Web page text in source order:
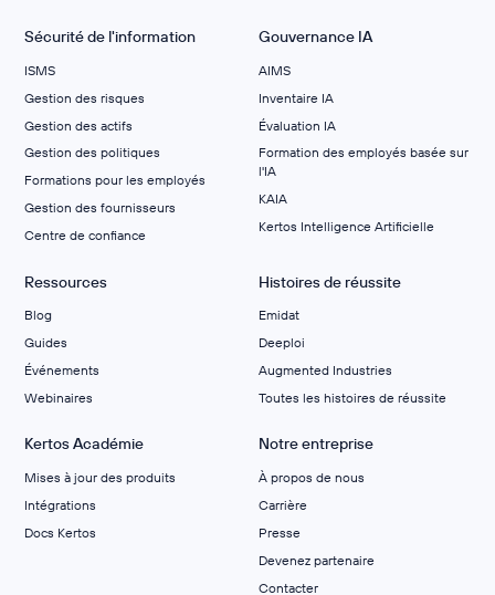
Sécurité de l'information
ISMS
Gestion des risques
Gestion des actifs
Gestion des politiques
Formations pour les employés
Gestion des fournisseurs
Centre de confiance
Gouvernance IA
AIMS
Inventaire IA
Évaluation IA
Formation des employés basée sur
l'IA
KAIA
Kertos Intelligence Artificielle
Ressources
Blog
Guides
Événements
Webinaires
Histoires de réussite
Emidat
Deeploi
Augmented Industries
Toutes les histoires de réussite
Kertos Académie
Mises à jour des produits
Intégrations
Docs Kertos
Notre entreprise
À propos de nous
Carrière
Presse
Devenez partenaire
Contacter